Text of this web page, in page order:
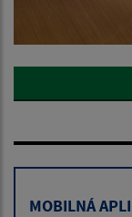
MOBILNÁ